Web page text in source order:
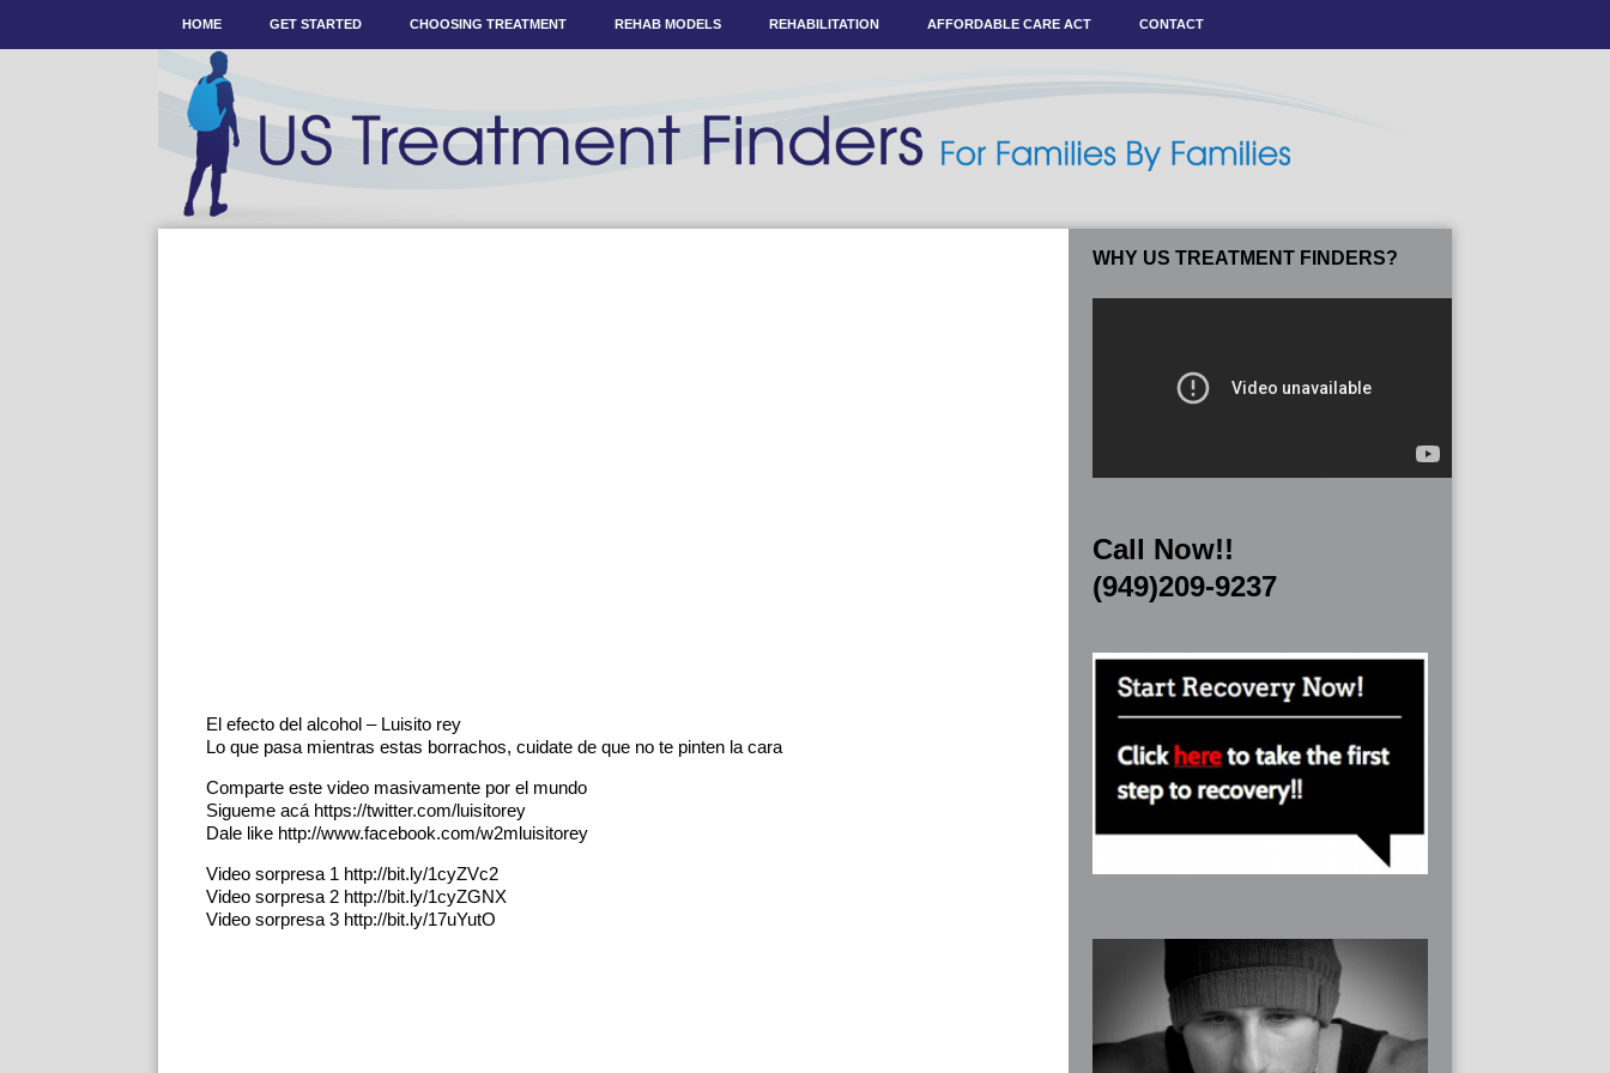
HOME GET STARTED CHOOSING TREATMENT REHAB MODELS REHABILITATION AFFORDABLE CARE ACT CONTACT
El efecto del alcohol – Luisito rey
Lo que pasa mientras estas borrachos, cuidate de que no te pinten la cara
Comparte este video masivamente por el mundo
Sigueme acá https://twitter.com/luisitorey
Dale like http://www.facebook.com/w2mluisitorey
Video sorpresa 1 http://bit.ly/1cyZVc2
Video sorpresa 2 http://bit.ly/1cyZGNX
Video sorpresa 3 http://bit.ly/17uYutO
WHY US TREATMENT FINDERS?
Call Now!!
(949)209-9237